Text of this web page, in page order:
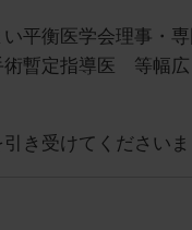
平衡医学会理事・
術暫定指導医 等幅
き受けてくださいま